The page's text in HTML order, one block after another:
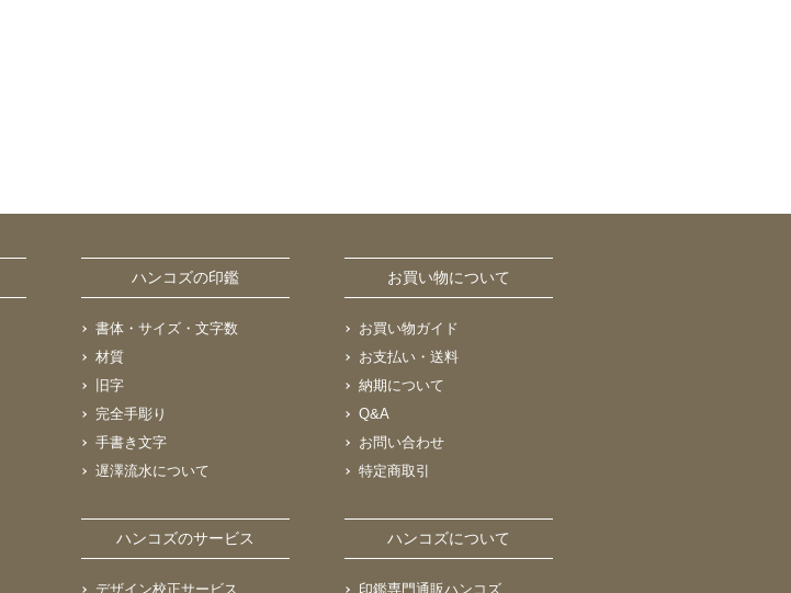
ハンコズの印鑑
書体・サイズ・文字数
材質
旧字
完全手彫り
手書き文字
遅澤流水について
お買い物について
お買い物ガイド
お支払い・送料
納期について
Q&A
お問い合わせ
特定商取引
ハンコズのサービス
デザイン校正サービス
ハンコズについて
印鑑専門通販ハンコズ